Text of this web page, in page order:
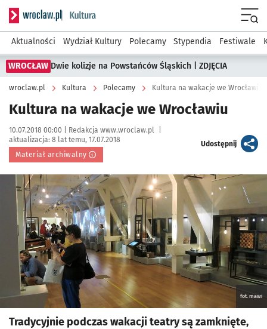
Serwis informacyjny wroclaw.pl podserwis: Kultura
Aktualności Wydział Kultury Polecamy Stypendia Festiwale
WROCŁAW Dwie kolizje na Powstańców Śląskich | ZDJĘCIA
wroclaw.pl Kultura Polecamy Kultura na wakacje we Wrocławiu
Kultura na wakacje we Wrocławiu
Data publikacji:
10.07.2018 00:00 | Autor:
Redakcja www.wroclaw.pl
aktualizacja: 8 lat temu, 17.07.2018
Materiał archiwalny
Udostępnijartykuł
Kliknij, aby powiększyć
fot. mawi
Tradycyjnie podczas wakacji teatry są zamknięte,